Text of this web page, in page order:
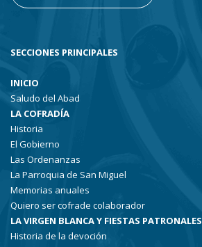
SECCIONES PRINCIPALES
INICIO
Saludo del Abad
LA COFRADÍA
Historia
El Gobierno
Las Ordenanzas
La Parroquia de San Miguel
Memorias anuales
Quiero ser cofrade colaborador
LA VIRGEN BLANCA Y FIESTAS PATRONALES
Historia de la devoción